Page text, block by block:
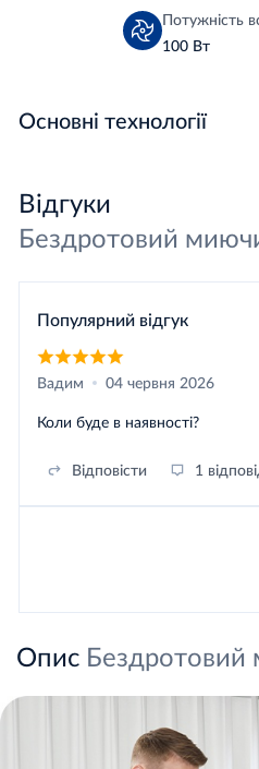
Потужність
100 Вт
Основні технології
Відгуки
Бездротовий
Популярний відгук
Вадим 04 червня 2026
Коли буде в наявності?
Відповісти 1
Опис Бездротовий